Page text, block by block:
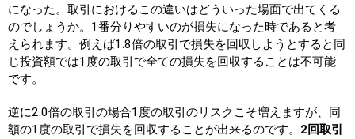
になった。取引におけるこの違いはどういった場面で出てくる
のでしょうか。1番分りやすいのが損失になった時であると考
えられます。例えば1.8倍の取引で損失を回収しようとすると同
じ投資額では1度の取引で全ての損失を回収することは不可能
です。
逆に2.0倍の取引の場合1度の取引のリスクこそ増えますが、同
額の1度の取引で損失を回収することが出来るのです。 2回取引